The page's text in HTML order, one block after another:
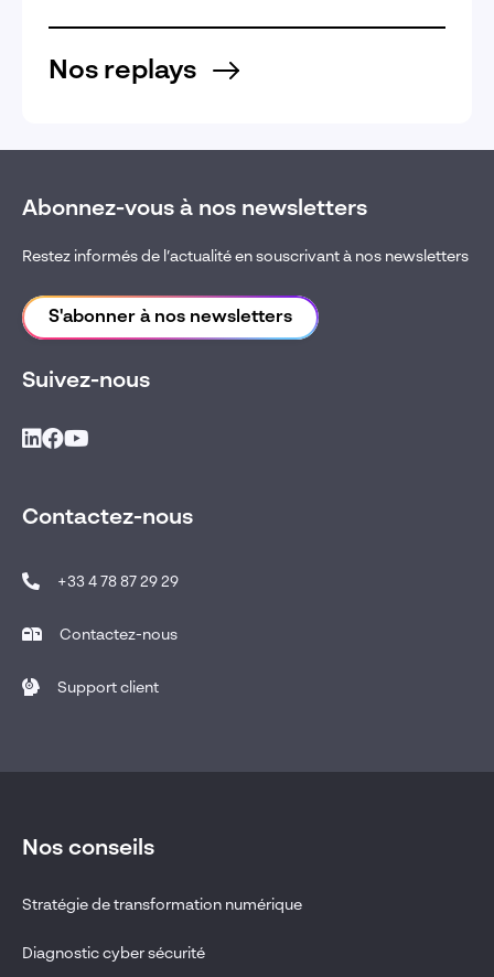
Nos replays
Abonnez-vous à nos newsletters
Restez informés de l’actualité en souscrivant à nos newsletters
S'abonner à nos newsletters
Suivez-nous
Contactez-nous
+33 4 78 87 29 29
Contactez-nous
Support client
Nos conseils
Stratégie de transformation numérique
Diagnostic cyber sécurité